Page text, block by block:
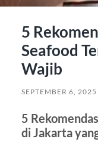
5
Seafood
Wajib
SEPTEMBER 6, 2025
5
di Jakarta